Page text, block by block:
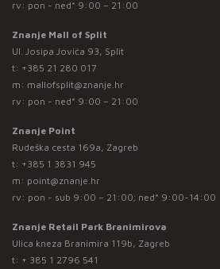
rv: pon - ned* 9:00 – 21:00
Znanje Mall of Split
Ul. Josipa Jovića 93, Split
t: +385 21 280 017
m: mallofsplit@znanje.hr
rv: pon - ned* 9:00 – 21:00
Znanje Point
Rudeška cesta 169a, Zagreb
t: +385 1 3831 945
m: point@znanje.hr
rv: pon - sub 9:00 – 21:00; ned* 9:00-14:00
Znanje Retail Park Branimirova
Ulica kneza Branimira 119b, Zagreb
t: + 385 1 2796 541